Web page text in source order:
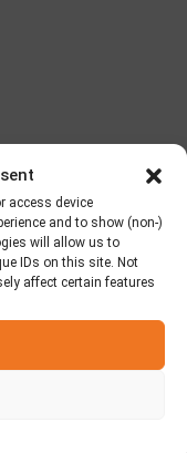
access device
and to show (non-)
will allow us to
IDs on this site. Not
affect certain features